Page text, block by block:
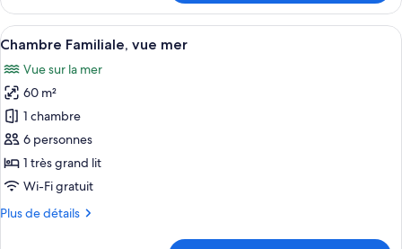
le
type
de
Chambre
Familiale
Afficher
toutes
les
photos
pour
ce
type
de
chambre :
Chambre
Une chambre d’hôtel avec deux lits,
6
Chambre Familiale, vue mer
Vue sur la mer
60 m²
1 chambre
6 personnes
1 très grand lit
Wi-Fi gratuit
Plus de détails
Plus